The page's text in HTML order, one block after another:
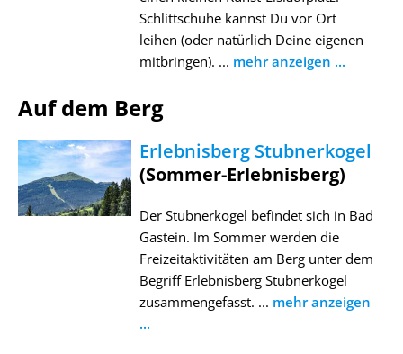
Schlittschuhe kannst Du vor Ort
leihen (oder natürlich Deine eigenen
mitbringen). ... mehr anzeigen ...
Auf dem Berg
Erlebnisberg Stubnerkogel
(Sommer-Erlebnisberg)
Der Stubnerkogel befindet sich in Bad
Gastein. Im Sommer werden die
Freizeitaktivitäten am Berg unter dem
Begriff Erlebnisberg Stubnerkogel
zusammengefasst. ... mehr anzeigen
...